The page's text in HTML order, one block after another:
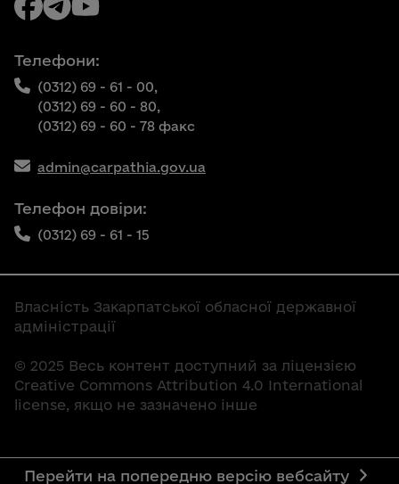
Телефони:
(0312) 69 - 61 - 00,
(0312) 69 - 60 - 80,
(0312) 69 - 60 - 78 факс
admin@carpathia.gov.ua
Телефон довіри:
(0312) 69 - 61 - 15
Власність Закарпатської обласної державної
адміністрації
© 2025 Весь контент доступний за ліцензією
Creative Commons Attribution 4.0 International
license, якщо не зазначено інше
Перейти на попередню версію вебсайту